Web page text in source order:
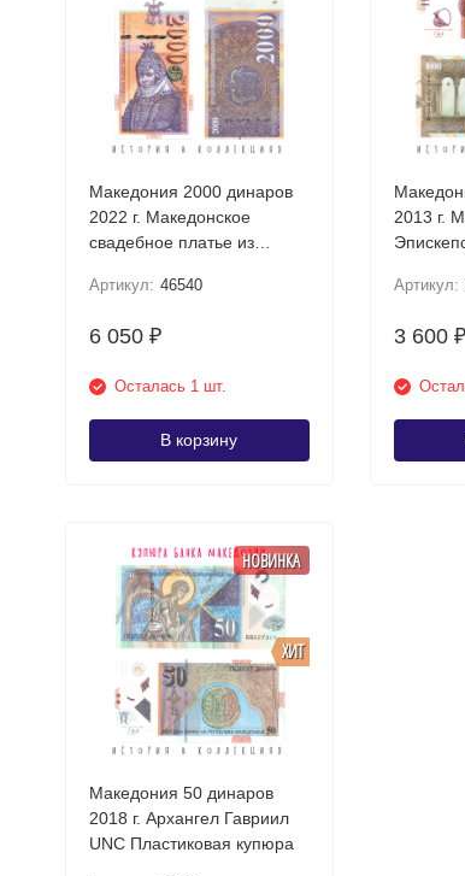
Македония 2000 динаров
2022 г. Македонское
свадебное платье из
Артикул: 46540
6 050 ₽
Осталась 1 шт.
В корзину
2013 г.
Артикул:
3 600 ₽
ХИТ
НОВИНКА
Македония 50 динаров
2018 г. Архангел Гавриил
UNC Пластиковая купюра